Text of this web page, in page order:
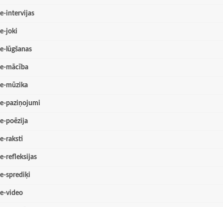
e-intervijas
e-joki
e-lūgšanas
e-mācība
e-mūzika
e-paziņojumi
e-poēzija
e-raksti
e-refleksijas
e-sprediķi
e-video